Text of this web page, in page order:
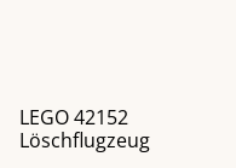
LEGO 42152
Löschflugzeug